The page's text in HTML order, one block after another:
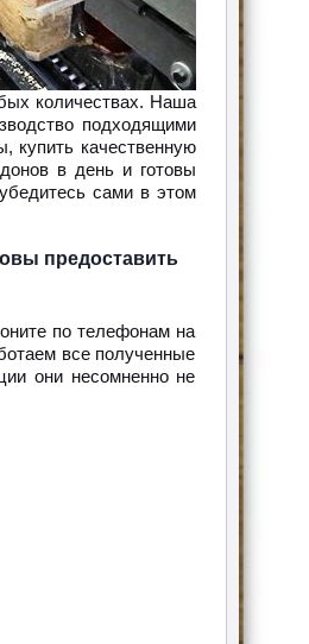
количествах. Наша
подходящими
купить качественную
в день и готовы
сами в этом
предоставить
по телефонам на
все полученные
они несомненно не